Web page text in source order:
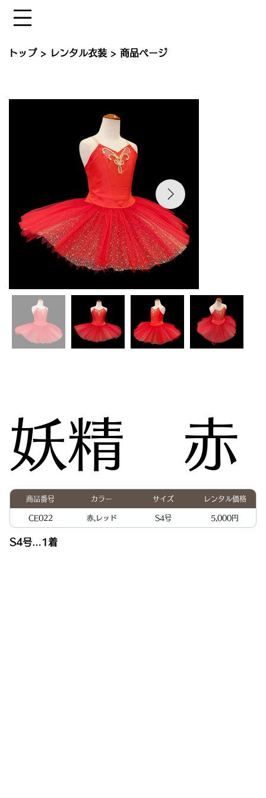
トップ> レンタル衣装> 商品ページ
妖精 赤
商品番号 カラー サイズ レンタル価格
CE022 赤,レッド S4号 5,000円
S4号…1着